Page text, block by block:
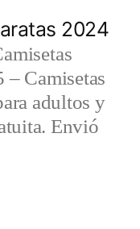
2024
Camisetas
adultos y
Envió